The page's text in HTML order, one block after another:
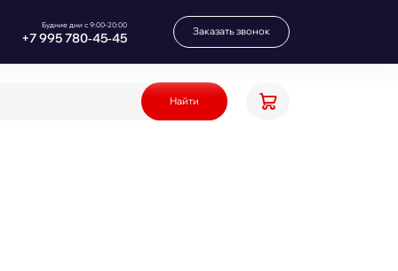
Будние дни с 9:00-20:00
+7 995 780‑45‑45 Заказать звонок
Найти